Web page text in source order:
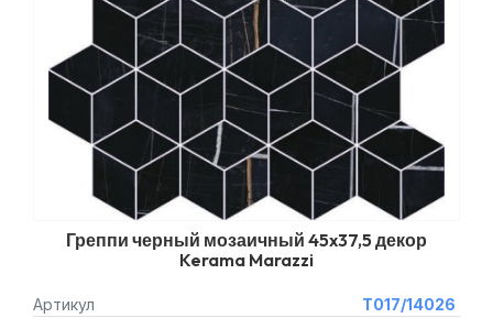
Греппи черный мозаичный 45x37,5 декор
Kerama Marazzi
Артикул
T017/14026